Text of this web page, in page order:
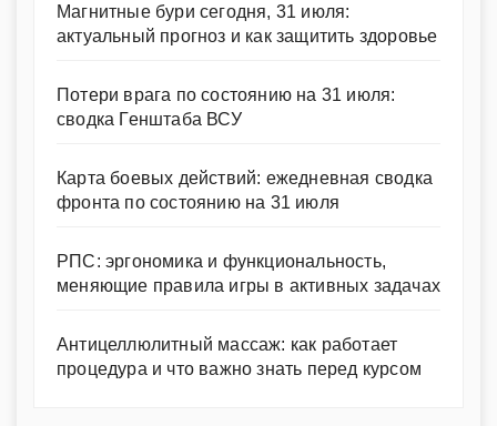
Магнитные бури сегодня, 31 июля:
актуальный прогноз и как защитить здоровье
Потери врага по состоянию на 31 июля:
сводка Генштаба ВСУ
Карта боевых действий: ежедневная сводка
фронта по состоянию на 31 июля
РПС: эргономика и функциональность,
меняющие правила игры в активных задачах
Антицеллюлитный массаж: как работает
процедура и что важно знать перед курсом